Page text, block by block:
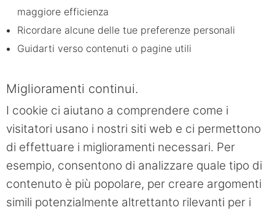
maggiore efficienza
Ricordare alcune delle tue preferenze personali
Guidarti verso contenuti o pagine utili
Miglioramenti continui.
I cookie ci aiutano a comprendere come i
visitatori usano i nostri siti web e ci permettono
di effettuare i miglioramenti necessari. Per
esempio, consentono di analizzare quale tipo di
contenuto è più popolare, per creare argomenti
simili potenzialmente altrettanto rilevanti per i